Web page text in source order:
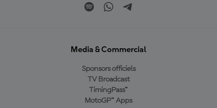
Media & Commercial
Sponsors officiels
TV Broadcast
TimingPass™
MotoGP™ Apps